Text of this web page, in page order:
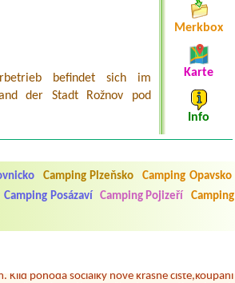
befindet sich im
der Stadt Rožnov pod
Merkbox
Karte
Info
Camping Plzeňsko
Camping Opavsko
Camping Posázaví Camping Pojizeří
Camping
kebab a další občerstvení. Co nás ale
ubytovaných. Přes den jsem si připadala
ještě nezažili...
pohoda socialky nové krásné čisté,koupání
možností na výlety. Veškerý personál se choval